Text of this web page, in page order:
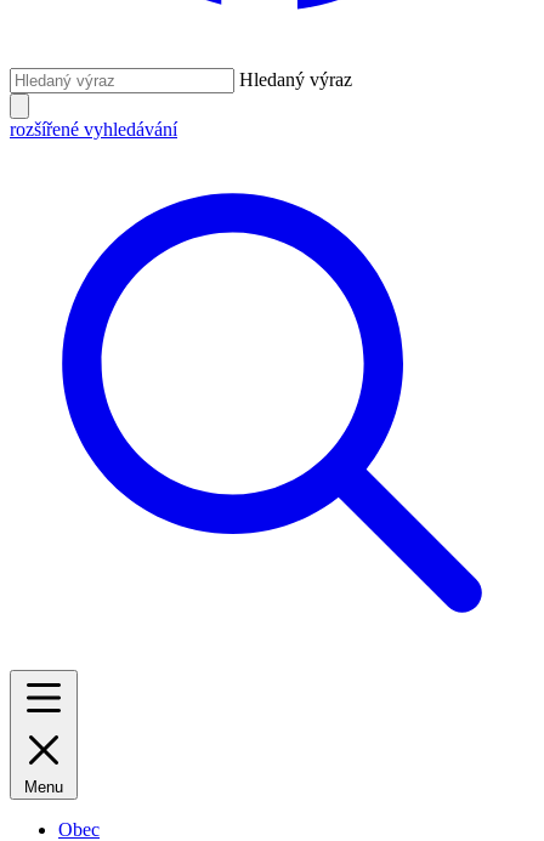
Hledaný výraz
rozšířené vyhledávání
Menu
Obec